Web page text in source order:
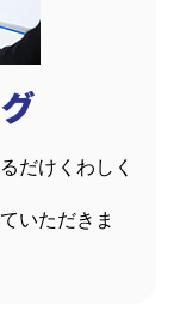
だけくわしく
いただきま